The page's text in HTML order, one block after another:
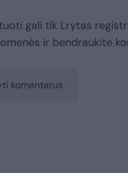
gali tik Lrytas
ir bendraukite
komentarus